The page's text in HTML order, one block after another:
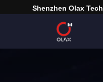
Shenzhen Olax